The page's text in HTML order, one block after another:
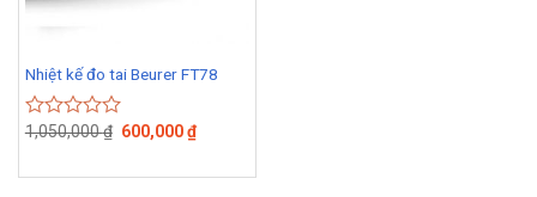
Nhiệt kế đo tai Beurer FT78
Rated
1,050,000₫ 600,000₫